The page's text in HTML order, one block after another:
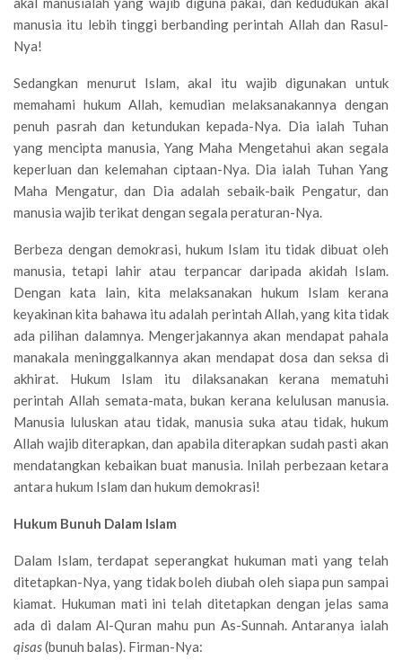
manusia itu lebih tinggi berbanding perintah Allah dan Rasul-
Nya!
Sedangkan menurut Islam, akal itu wajib digunakan untuk
memahami hukum Allah, kemudian melaksanakannya dengan
penuh pasrah dan ketundukan kepada-Nya. Dia ialah Tuhan
yang mencipta manusia, Yang Maha Mengetahui akan segala
keperluan dan kelemahan ciptaan-Nya. Dia ialah Tuhan Yang
Maha Mengatur, dan Dia adalah sebaik-baik Pengatur, dan
manusia wajib terikat dengan segala peraturan-Nya.
Berbeza dengan demokrasi, hukum Islam itu tidak dibuat oleh
manusia, tetapi lahir atau terpancar daripada akidah Islam.
Dengan kata lain, kita melaksanakan hukum Islam kerana
keyakinan kita bahawa itu adalah perintah Allah, yang kita tidak
ada pilihan dalamnya. Mengerjakannya akan mendapat pahala
manakala meninggalkannya akan mendapat dosa dan seksa di
akhirat. Hukum Islam itu dilaksanakan kerana mematuhi
perintah Allah semata-mata, bukan kerana kelulusan manusia.
Manusia luluskan atau tidak, manusia suka atau tidak, hukum
Allah wajib diterapkan, dan apabila diterapkan sudah pasti akan
mendatangkan kebaikan buat manusia. Inilah perbezaan ketara
antara hukum Islam dan hukum demokrasi!
Hukum Bunuh Dalam Islam
Dalam Islam, terdapat seperangkat hukuman mati yang telah
ditetapkan-Nya, yang tidak boleh diubah oleh siapa pun sampai
kiamat. Hukuman mati ini telah ditetapkan dengan jelas sama
ada di dalam Al-Quran mahu pun As-Sunnah. Antaranya ialah
qisas(bunuh balas). Firman-Nya: